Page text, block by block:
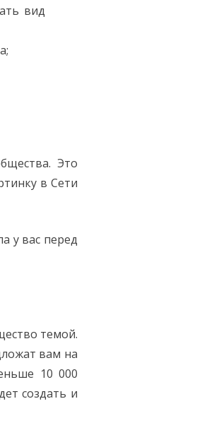
вид
Это
в Сети
у вас перед
темой.
вам на
10 000
создать и